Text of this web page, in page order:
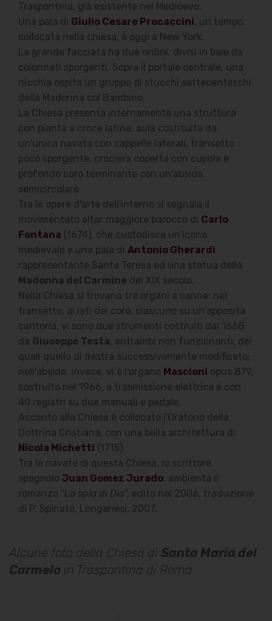
Traspontina, già esistente nel Medioevo.
Una pala di Giulio Cesare Procaccini, un tempo
collocata nella chiesa, è oggi a New York.
La grande facciata ha due ordini, divisi in baie da
colonnati sporgenti. Sopra il portale centrale, una
nicchia ospita un gruppo di stucchi settecenteschi
della Madonna col Bambino.
La Chiesa presenta internamente una struttura
con pianta a croce latina: aula costituita da
un'unica navata con cappelle laterali, transetto
poco sporgente, crociera coperta con cupola e
profondo coro terminante con un'abside
semicircolare.
Tra le opere d'arte dell'interno si segnala il
movimentato altar maggiore barocco di Carlo
Fontana (1674), che custodisce un'icona
medievale e una pala di Antonio Gherardi
rappresentante Santa Teresa ed una statua della
Madonna del Carmine del XIX secolo.
Nella Chiesa si trovano tre organi a canne: nel
transetto, ai lati del coro, ciascuno su un'apposita
cantoria, vi sono due strumenti costruiti dal 1668
da Giuseppe Testa, entrambi non funzionanti, dei
quali quello di destra successivamente modificato;
nell'abside, invece, vi è l'organo Mascioni opus 879,
costruito nel 1966, a trasmissione elettrica e con
40 registri su due manuali e pedale.
Accanto alla Chiesa è collocato l'Oratorio della
Dottrina Cristiana, con una bella architettura di
Nicola Michetti (1715).
Tra le navate di questa Chiesa, lo scrittore
spagnolo Juan Gomez Jurado, ambienta il
romanzo "La spia di Dio", edito nel 2006, traduzione
di P. Spinato, Longanesi, 2007.
Alcune foto della Chiesa di Santa Maria del
Carmelo in Traspontina di Roma